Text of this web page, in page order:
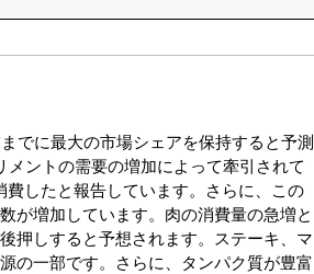
でに最大の市場シェアを保持すると予測
メントの需要の増加によって牽引されて
したと報告しています。さらに、この
が増加しています。肉の消費量の急増と
押しすると予想されます。ステーキ、マ
の一部です。さらに、タンパク質が豊富